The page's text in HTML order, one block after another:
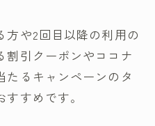
方や2回目以降の利用の
割引クーポンやココナ
たるキャンペーンのタ
すめです。